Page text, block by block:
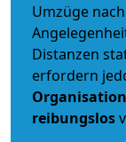
Umzüge
Distanzen
erfordern
Organisation
reibungslos